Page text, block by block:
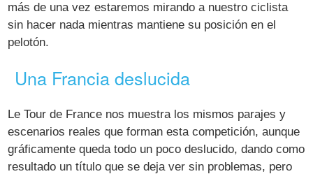
más de una vez estaremos mirando a nuestro ciclista
sin hacer nada mientras mantiene su posición en el
pelotón.
Una Francia deslucida
Le Tour de France nos muestra los mismos parajes y
escenarios reales que forman esta competición, aunque
gráficamente queda todo un poco deslucido, dando como
resultado un título que se deja ver sin problemas, pero